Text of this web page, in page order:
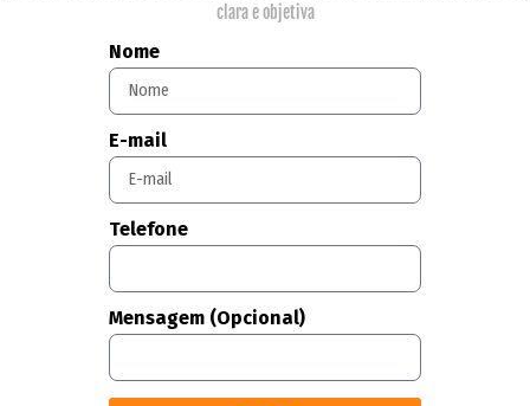
clara e objetiva
Nome
E-mail
Telefone
Mensagem (Opcional)